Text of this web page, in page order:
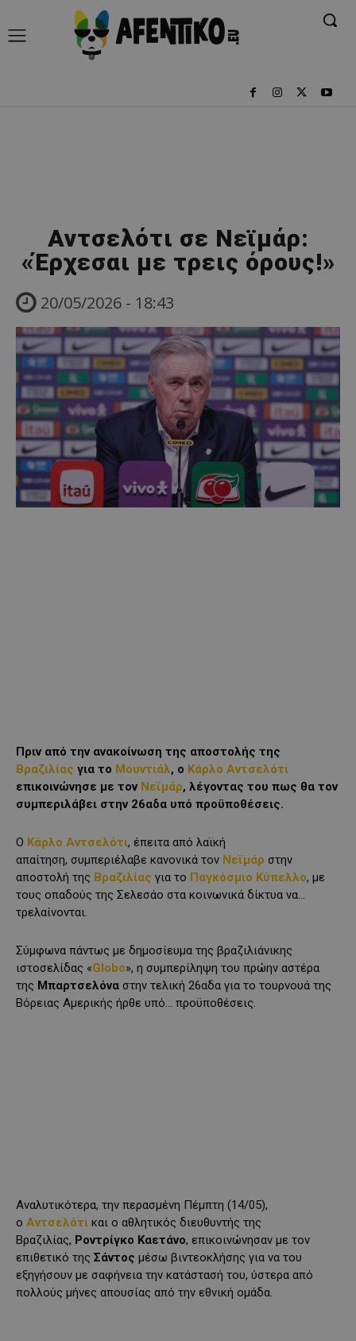
Αντσελότι σε Νεϊμάρ:
«Έρχεσαι με τρεις όρους!»
20/05/2026 - 18:43
Πριν από την ανακοίνωση της αποστολής της
Βραζιλίας για το Μουντιάλ, ο Κάρλο Αντσελότι
επικοινώνησε με τον Νεϊμάρ, λέγοντας του πως θα τον
συμπεριλάβει στην 26αδα υπό προϋποθέσεις.
Ο Κάρλο Αντσελότι, έπειτα από λαϊκή
απαίτηση, συμπεριέλαβε κανονικά τον Νεϊμάρ στην
αποστολή της Βραζιλίας για το Παγκόσμιο Κύπελλο, με
τους οπαδούς της Σελεσάο στα κοινωνικά δίκτυα να…
τρελαίνονται.
Σύμφωνα πάντως με δημοσίευμα της βραζιλιάνικης
ιστοσελίδας «Globo», η συμπερίληψη του πρώην αστέρα
της Μπαρτσελόνα στην τελική 26αδα για το τουρνουά της
Βόρειας Αμερικής ήρθε υπό… προϋποθέσεις.
Αναλυτικότερα, την περασμένη Πέμπτη (14/05),
ο Αντσελότι και ο αθλητικός διευθυντής της
Βραζιλίας, Ροντρίγκο Καετάνο, επικοινώνησαν με τον
επιθετικό της Σάντος μέσω βιντεοκλήσης για να του
εξηγήσουν με σαφήνεια την κατάστασή του, ύστερα από
πολλούς μήνες απουσίας από την εθνική ομάδα.